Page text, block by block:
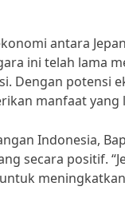
antara
ini telah lama
Dengan potensi
manfaat yang
Indonesia,
secara positif.